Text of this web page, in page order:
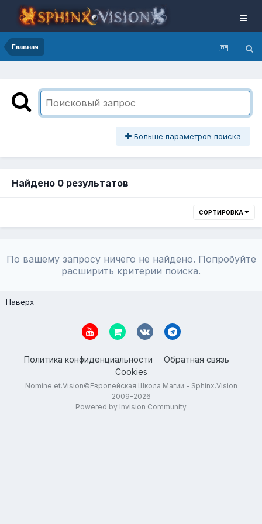
Главная
Больше параметров поиска
Найдено 0 результатов
СОРТИРОВКА
По вашему запросу ничего не найдено. Попробуйте
расширить критерии поиска.
Наверх
Политика конфиденциальности
Обратная связь
Cookies
Nomine.et.Vision©Европейская Школа Магии - Sphinx.Vision
2009-2026
Powered by Invision Community